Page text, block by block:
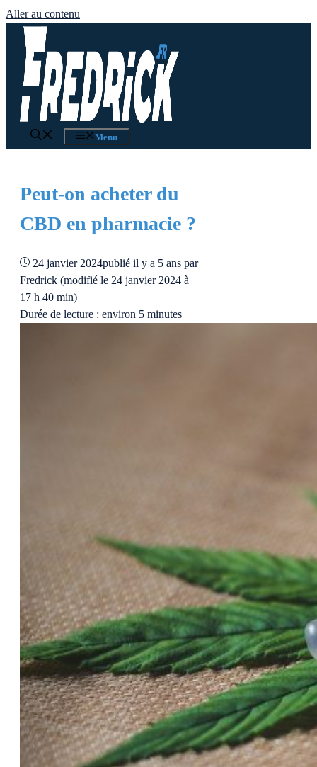
Aller au contenu
Menu
Peut-on acheter du
CBD en pharmacie ?
24 janvier 2024publié il y a 5 ans par
Fredrick (modifié le 24 janvier 2024 à
17 h 40 min)
Durée de lecture : environ 5 minutes